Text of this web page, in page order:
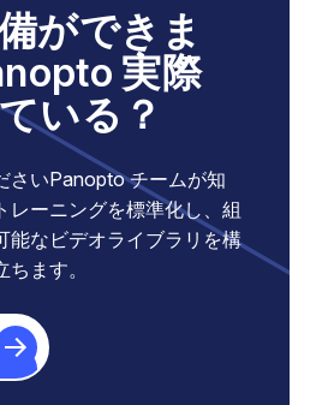
ができま
実際
いる？
さいPanopto チームが知
レーニングを標準化し、組
能なビデオライブラリを構
ます。